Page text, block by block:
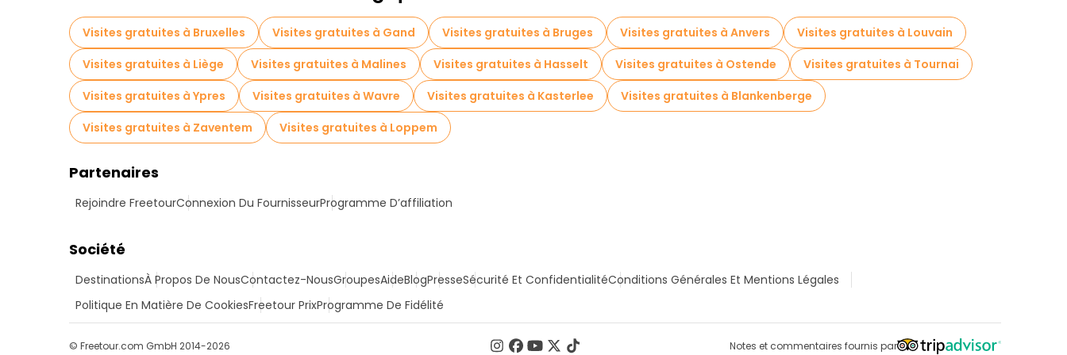
Visites gratuites à Bruxelles Visites gratuites à Gand Visites gratuites à Bruges Visites gratuites à Anvers
Visites gratuites à Louvain
Visites gratuites à Liège
Visites gratuites à Malines Visites gratuites à Hasselt Visites gratuites à Ostende
Visites gratuites à Tournai
Visites gratuites à Ypres
Visites gratuites à Wavre Visites gratuites à Kasterlee
Visites gratuites à Blankenberge
Visites gratuites à Zaventem
Visites gratuites à Loppem
Partenaires
Rejoindre FreetourConnexion Du FournisseurProgramme D’affiliation
Société
DestinationsÀ Propos De NousContactez-NousGroupesAideBlogPresseSécurité Et ConfidentialitéConditions Générales Et Mentions Légales
Politique En Matière De CookiesFreetour PrixProgramme De Fidélité
Notes et commentaires fournis par
© Freetour.com GmbH 2014-2026